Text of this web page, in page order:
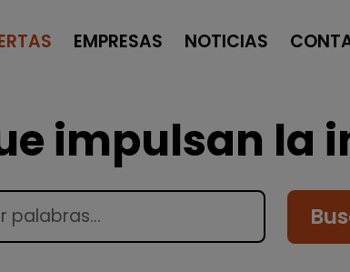
EMPRESAS NOTICIAS
impulsan la